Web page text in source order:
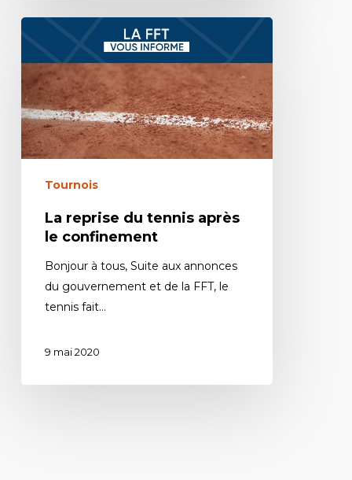
Tournois
La reprise du tennis après
le confinement
Bonjour à tous, Suite aux annonces
du gouvernement et de la FFT, le
tennis fait…
9 mai 2020